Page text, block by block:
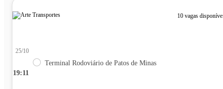
10 vagas
19:11
25/10
Terminal Rodoviário de Patos de Minas